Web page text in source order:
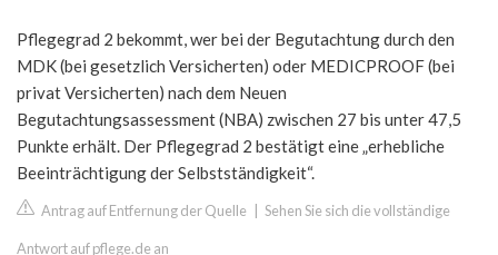
Pflegegrad 2 bekommt, wer bei der Begutachtung durch den
MDK (bei gesetzlich Versicherten) oder MEDICPROOF (bei
privat Versicherten) nach dem Neuen
Begutachtungsassessment (NBA) zwischen 27 bis unter 47,5
Punkte erhält. Der Pflegegrad 2 bestätigt eine „erhebliche
Beeinträchtigung der Selbstständigkeit“.
Antrag auf Entfernung der Quelle Sehen Sie sich die vollständige
Antwort auf pflege.de an